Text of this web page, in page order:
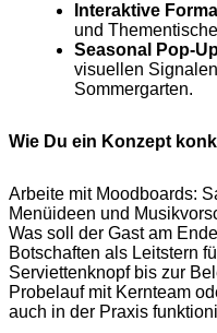
Interaktive
und
Seasonal
visuellen
Sommergarten.
Wie Du ein Konzept
Arbeite mit Moodboards:
Menüideen und
Was soll der Gast am
Botschaften als Leitstern
Serviettenknopf bis zur
Probelauf mit Kernteam
auch in der Praxis